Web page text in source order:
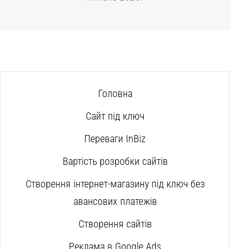
Головна
Сайт під ключ
Переваги InBiz
Вартість розробки сайтів
Створення інтернет-магазину під ключ без
авансових платежів
Створення сайтів
Реклама в Google Ads